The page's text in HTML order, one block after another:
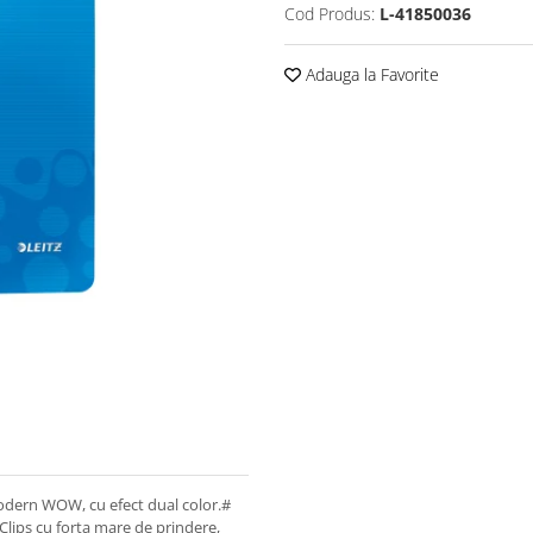
Cod Produs: L-41850036
Adauga la Favorite
WOW, cu efect dual color.#
cu forta mare de prindere,